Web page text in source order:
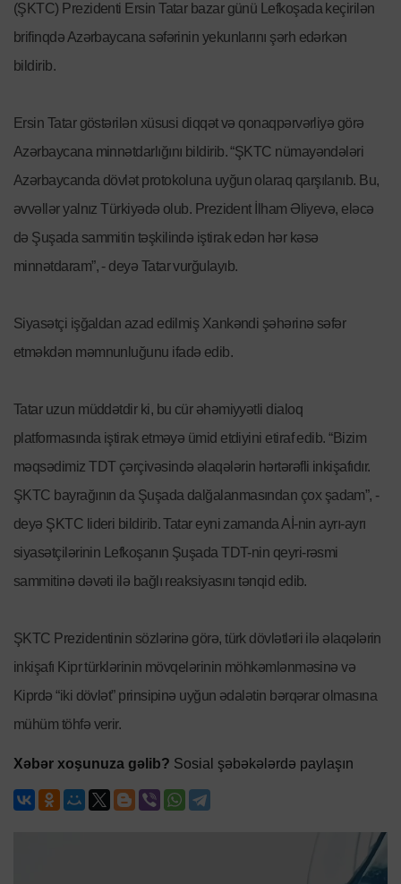
(ŞKTC) Prezidenti Ersin Tatar bazar günü Lefkoşada keçirilən
brifinqdə Azərbaycana səfərinin yekunlarını şərh edərkən
bildirib.
Ersin Tatar göstərilən xüsusi diqqət və qonaqpərvərliyə görə
Azərbaycana minnətdarlığını bildirib. “ŞKTC nümayəndələri
Azərbaycanda dövlət protokoluna uyğun olaraq qarşılanıb. Bu,
əvvəllər yalnız Türkiyədə olub. Prezident İlham Əliyevə, eləcə
də Şuşada sammitin təşkilində iştirak edən hər kəsə
minnətdaram”, - deyə Tatar vurğulayıb.
Siyasətçi işğaldan azad edilmiş Xankəndi şəhərinə səfər
etməkdən məmnunluğunu ifadə edib.
Tatar uzun müddətdir ki, bu cür əhəmiyyətli dialoq
platformasında iştirak etməyə ümid etdiyini etiraf edib. “Bizim
məqsədimiz TDT çərçivəsində əlaqələrin hərtərəfli inkişafıdır.
ŞKTC bayrağının da Şuşada dalğalanmasından çox şadam”, -
deyə ŞKTC lideri bildirib. Tatar eyni zamanda Aİ-nin ayrı-ayrı
siyasətçilərinin Lefkoşanın Şuşada TDT-nin qeyri-rəsmi
sammitinə dəvəti ilə bağlı reaksiyasını tənqid edib.
ŞKTC Prezidentinin sözlərinə görə, türk dövlətləri ilə əlaqələrin
inkişafı Kipr türklərinin mövqelərinin möhkəmlənməsinə və
Kiprdə “iki dövlət” prinsipinə uyğun ədalətin bərqərar olmasına
mühüm töhfə verir.
Xəbər xoşunuza gəlib? Sosial şəbəkələrdə paylaşın